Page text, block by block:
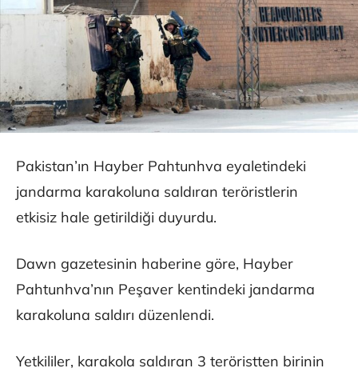
Pakistan’ın Hayber Pahtunhva eyaletindeki
jandarma karakoluna saldıran teröristlerin
etkisiz hale getirildiği duyurdu.
Dawn gazetesinin haberine göre, Hayber
Pahtunhva’nın Peşaver kentindeki jandarma
karakoluna saldırı düzenlendi.
Yetkililer, karakola saldıran 3 teröristten birinin